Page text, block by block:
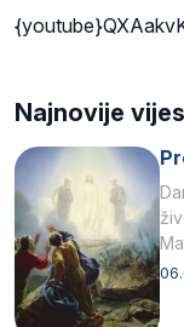
Najnovije